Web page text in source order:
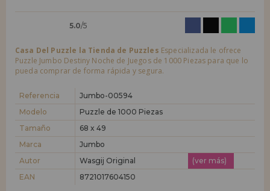
nuevo distribuidor
¿Eres Profesional o Empresa?. ¿Quieres vender en tu negocio
condiciones de ventas con descuentos especiales para la distribución.
¡Adelante! Te estábamos esperando.
5.0/5
Casa Del Puzzle la Tienda de Puzzles Especializada le ofrece
Puzzle Jumbo Destiny Noche de Juegos de 1000 Piezas para que lo
pueda comprar de forma rápida y segura.
Referencia
Jumbo-00594
Modelo
Puzzle de 1000 Piezas
Tamaño
68 x 49
Marca
Jumbo
Autor
Wasgij Original
(ver más)
EAN
8721017604150